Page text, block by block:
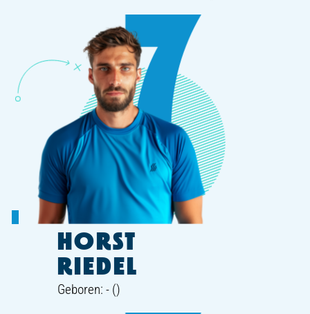
HORST
RIEDEL
Geboren: - ()